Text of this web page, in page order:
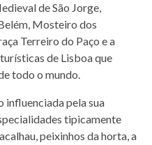
de São Jorge,
Mosteiro dos
Terreiro do Paço e a
de Lisboa que
todo o mundo.
influenciada pela sua
tipicamente
peixinhos da horta, a